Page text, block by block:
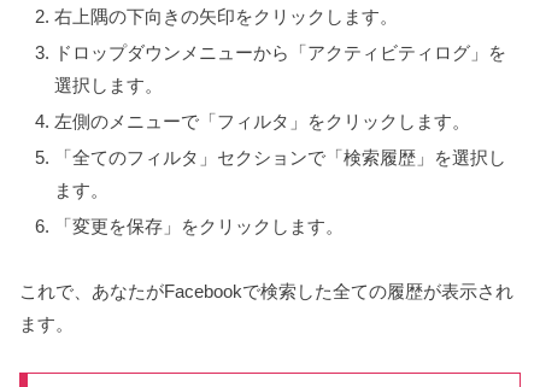
右上隅の下向きの矢印をクリックします。
ドロップダウンメニューから「アクティビティログ」を
選択します。
左側のメニューで「フィルタ」をクリックします。
「全てのフィルタ」セクションで「検索履歴」を選択し
ます。
「変更を保存」をクリックします。
これで、あなたがFacebookで検索した全ての履歴が表示され
ます。